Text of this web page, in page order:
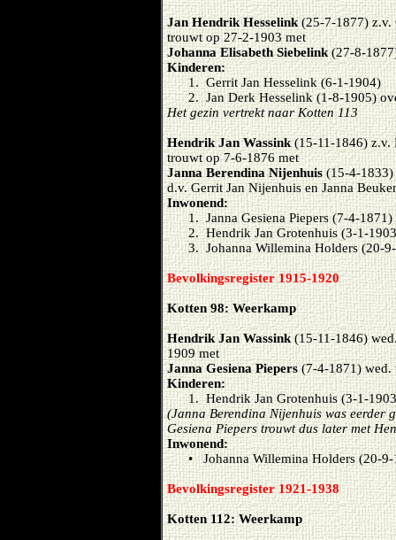
Jan Hendrik Hesselink(25-7-1877) z.v.
trouwt op 27-2-1903 met
Johanna Elisabeth Siebelink(27-8-
Kinderen:
1. Gerrit Jan Hesselink (6-1-1904)
2. Jan Derk Hesselink (1-8-1905)
Het gezin vertrekt naar Kotten 113
Hendrik Jan Wassink(15-11-1846) z.v.
trouwt op 7-6-1876 met
Janna Berendina Nijenhuis(15-4-
d.v. Gerrit Jan Nijenhuis en Janna
Inwonend:
1. Janna Gesiena Piepers (7-4-
2. Hendrik Jan Grotenhuis (3-1-
3. Johanna Willemina Holders (20-
Bevolkingsregister 1915-1920
Kotten 98: Weerkamp
Hendrik Jan Wassink (15-11-1846)
1909 met
Janna Gesiena Piepers(7-4-1871) wed.
Kinderen:
1. Hendrik Jan Grotenhuis (3-1-
(Janna Berendina Nijenhuis was eerder
Gesiena Piepers trouwt dus later met
Inwonend:
• Johanna Willemina Holders (20-9-
Bevolkingsregister 1921-1938
Kotten 112: Weerkamp